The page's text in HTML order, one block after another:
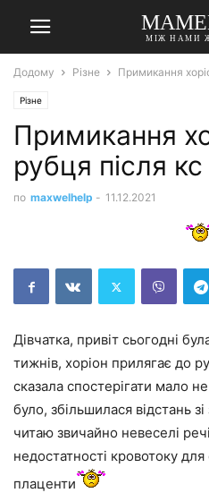
МІЖ НАМИ
Додому Різне Примикання
Різне
Примикання
рубця після кс
по maxwelhelp - 11.12.2021
Дівчатка, привіт сьогодні
тижнів, хоріон прилягає до
сказала спостерігати мало
було, збільшилася відстань
читаю звичайно невеселі
недостатності кровотоку
плаценти